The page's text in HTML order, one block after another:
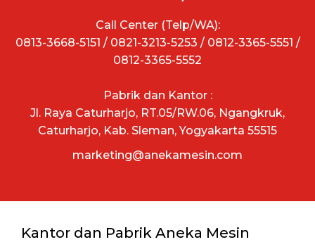
Call Center (Telp/WA):
0813-3668-5151 / 0821-3213-5253 / 0812-3365-5551 /
0812-3365-5552
Pabrik dan Kantor :
Jl. Raya Caturharjo, RT.05/RW.06, Ngangkruk,
Caturharjo, Kab. Sleman, Yogyakarta 55515
marketing@anekamesin.com
Kantor dan Pabrik Aneka Mesin